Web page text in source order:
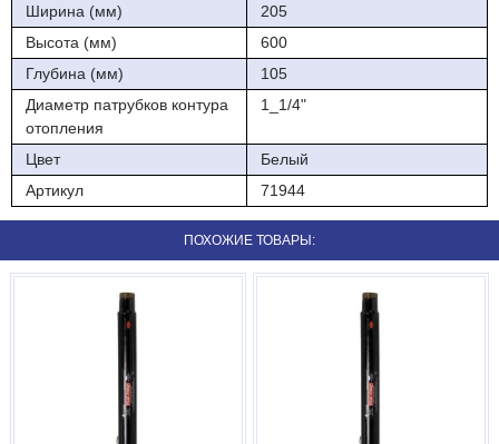
Ширина (мм)
205
Высота (мм)
600
Глубина (мм)
105
Диаметр патрубков контура
отопления
1_1/4"
Цвет
Белый
Артикул
71944
ПОХОЖИЕ ТОВАРЫ: